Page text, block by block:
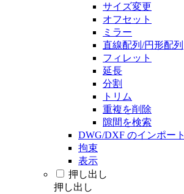
サイズ変更
オフセット
ミラー
直線配列/円形配列
フィレット
延長
分割
トリム
重複を削除
隙間を検索
DWG/DXF のインポート
拘束
表示
押し出し
押し出し